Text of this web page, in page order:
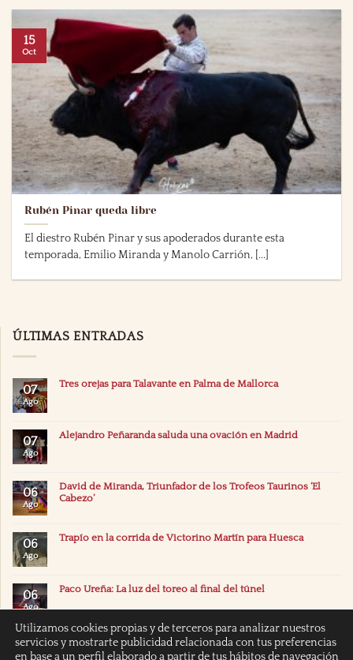
Rubén Pinar queda libre
El diestro Rubén Pinar y sus apoderados durante esta
temporada, Emilio Miranda y Manolo Carrión, [...]
15
Oct
ÚLTIMAS ENTRADAS
07
Ago
Tres orejas para Talavante en Palma de Mallorca
07
Ago
Alejandro Peñaranda saluda una ovación en Madrid
06
Ago
David de Miranda, Triunfador de los Trofeos Taurinos ‘El
Cabezo’
06
Ago
Trapío en la corrida de Victorino Martín para Huesca
06
Ago
Paco Ureña: La luz del toreo al final del túnel
Utilizamos cookies propias y de terceros para analizar nuestros
servicios y mostrarte publicidad relacionada con tus preferencias
en base a un perfil elaborado a partir de tus hábitos de navegación